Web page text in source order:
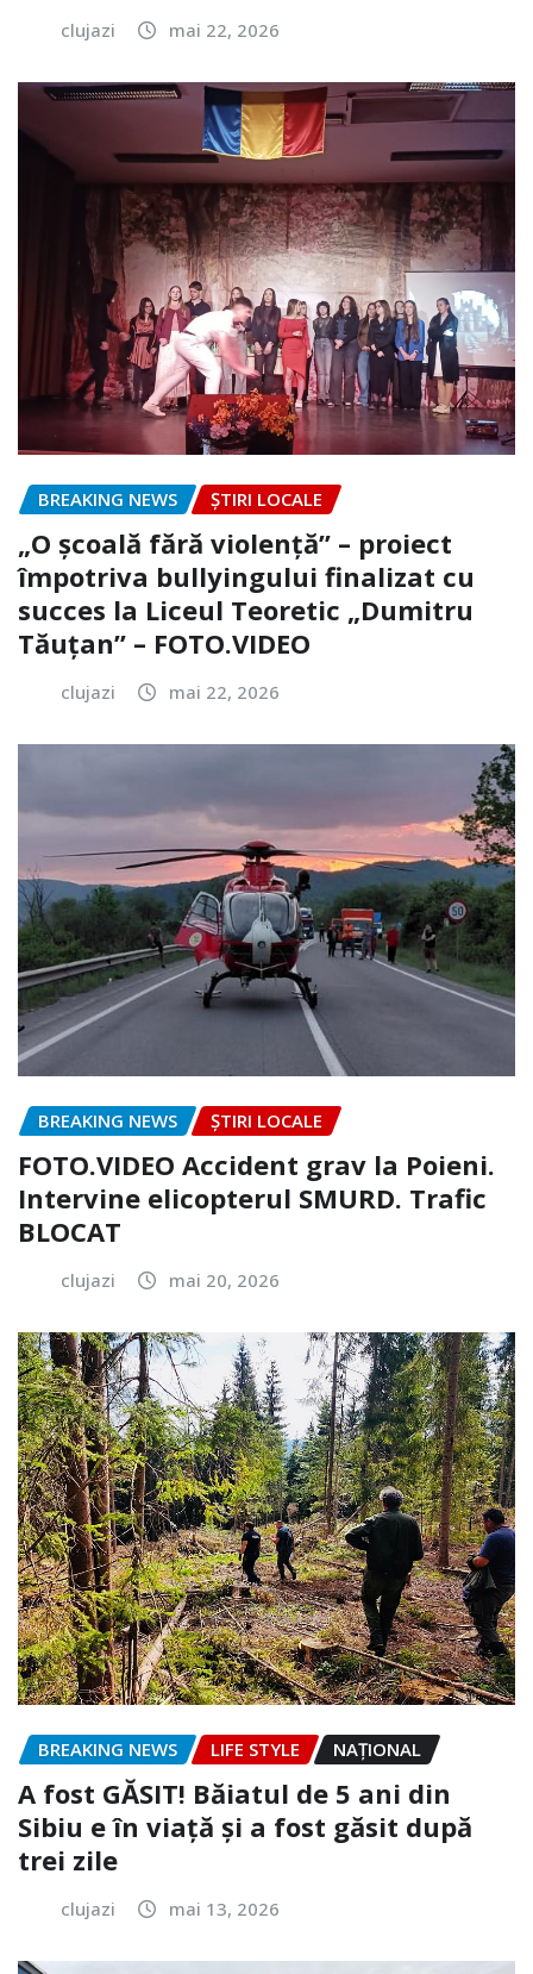
clujazi mai 22, 2026
BREAKING NEWS ȘTIRI LOCALE
„O școală fără violență” – proiect
împotriva bullyingului finalizat cu
succes la Liceul Teoretic „Dumitru
Tăuțan” – FOTO.VIDEO
clujazi mai 22, 2026
BREAKING NEWS ȘTIRI LOCALE
FOTO.VIDEO Accident grav la Poieni.
Intervine elicopterul SMURD. Trafic
BLOCAT
clujazi mai 20, 2026
BREAKING NEWS LIFE STYLE NAŢIONAL
A fost GĂSIT! Băiatul de 5 ani din
Sibiu e în viață și a fost găsit după
trei zile
clujazi mai 13, 2026